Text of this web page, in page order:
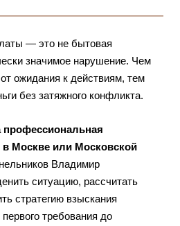
— это не бытовая
значимое нарушение. Чем
ожидания к действиям, тем
без затяжного конфликта.
Москве или Московской
Владимир
ситуацию, рассчитать
стратегию взыскания
требования до